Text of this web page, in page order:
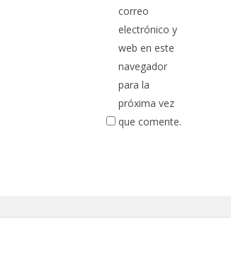
correo
electrónico y
web en este
navegador
para la
próxima vez
que comente.